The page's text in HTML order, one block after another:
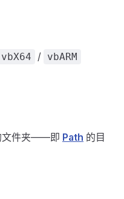
vbX64 / vbARM
文件夹——即 Path 的目